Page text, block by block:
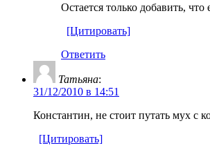
Остается только добавить,
[Цитировать]
Ответить
Татьяна:
31/12/2010 в 14:51
Константин, не стоит путать мух с
[Цитировать]